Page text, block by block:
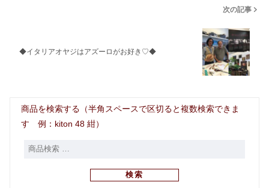
次の記事
◆イタリアオヤジはアズーロがお好き♡◆
商品を検索する（半角スペースで区切ると複数検索できま
す 例：kiton 48 紺）
検索